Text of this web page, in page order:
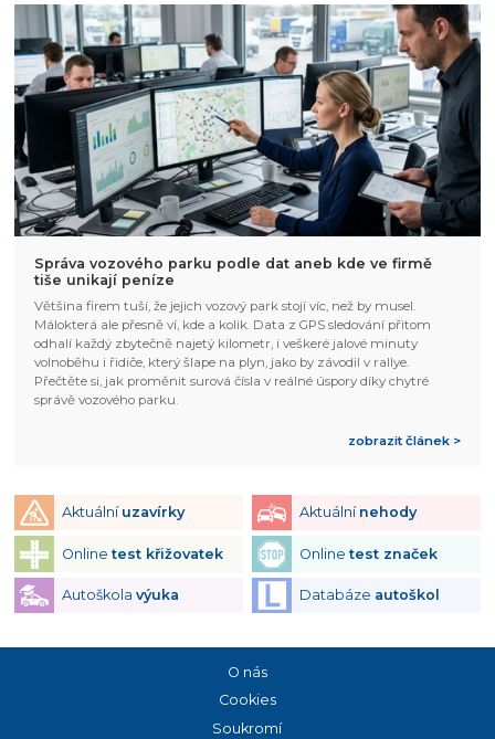
Správa vozového parku podle dat aneb kde ve firmě
tiše unikají peníze
Většina firem tuší, že jejich vozový park stojí víc, než by musel.
Málokterá ale přesně ví, kde a kolik. Data z GPS sledování přitom
odhalí každý zbytečně najetý kilometr, i veškeré jalové minuty
volnoběhu i řidiče, který šlape na plyn, jako by závodil v rallye.
Přečtěte si, jak proměnit surová čísla v reálné úspory díky chytré
správě vozového parku.
zobrazit článek >
Aktuální uzavírky Aktuální nehody
Onlinetest křižovatek Onlinetest značek
Autoškola výuka Databáze autoškol
O nás
Cookies
Soukromí